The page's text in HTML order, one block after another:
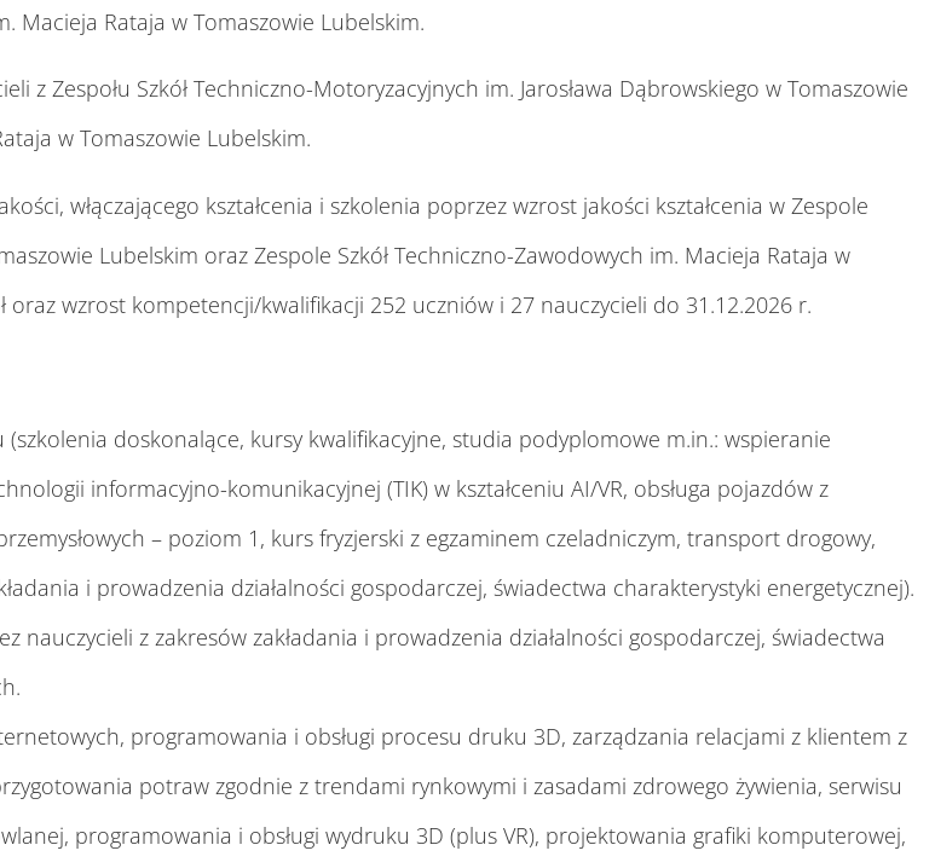
Macieja Rataja w Tomaszowie Lubelskim.
Zespołu Szkół Techniczno-Motoryzacyjnych im. Jarosława Dąbrowskiego w Tomaszowie
w Tomaszowie Lubelskim.
włączającego kształcenia i szkolenia poprzez wzrost jakości kształcenia w Zespole
Lubelskim oraz Zespole Szkół Techniczno-Zawodowych im. Macieja Rataja w
oraz wzrost kompetencji/kwalifikacji 252 uczniów i 27 nauczycieli do 31.12.2026 r.
doskonalące, kursy kwalifikacyjne, studia podyplomowe m.in.: wspieranie
informacyjno-komunikacyjnej (TIK) w kształceniu AI/VR, obsługa pojazdów z
– poziom 1, kurs fryzjerski z egzaminem czeladniczym, transport drogowy,
i prowadzenia działalności gospodarczej, świadectwa charakterystyki energetycznej).
z zakresów zakładania i prowadzenia działalności gospodarczej, świadectwa
programowania i obsługi procesu druku 3D, zarządzania relacjami z klientem z
potraw zgodnie z trendami rynkowymi i zasadami zdrowego żywienia, serwisu
programowania i obsługi wydruku 3D (plus VR), projektowania grafiki komputerowej,